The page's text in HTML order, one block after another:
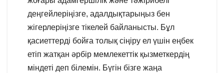
деңгейлеріңізге, адалдықтарыңыз бен
жігерлеріңізге тікелей байланысты. Бұл
қасиеттерді бойға толық сіңіру ел үшін еңбек
етіп жатқан әрбір мемлекеттік қызметкердің
міндеті деп білемін. Бүгін бізге жаңа